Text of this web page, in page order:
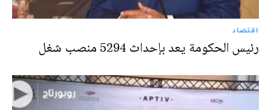
اقتصاد
رئيس الحكومة يعد بإحداث 5294 منصب شغل